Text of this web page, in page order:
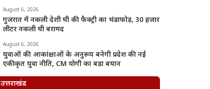
August 6, 2026
गुजरात में नकली देशी घी की फैक्ट्री का भंडाफोड़, 30 हजार
लीटर नकली घी बरामद
August 6, 2026
युवाओं की आकांक्षाओं के अनुरूप बनेगी प्रदेश की नई
एकीकृत युवा नीति, CM योगी का बड़ा बयान
उत्तराखंड